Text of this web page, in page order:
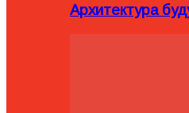
Архитектура